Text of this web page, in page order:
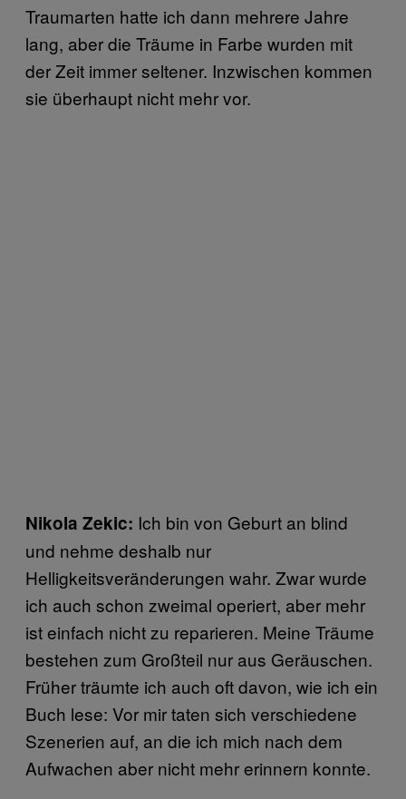
Traumarten hatte ich dann mehrere Jahre
lang, aber die Träume in Farbe wurden mit
der Zeit immer seltener. Inzwischen kommen
sie überhaupt nicht mehr vor.
Nikola Zekic: Ich bin von Geburt an blind
und nehme deshalb nur
Helligkeitsveränderungen wahr. Zwar wurde
ich auch schon zweimal operiert, aber mehr
ist einfach nicht zu reparieren. Meine Träume
bestehen zum Großteil nur aus Geräuschen.
Früher träumte ich auch oft davon, wie ich ein
Buch lese: Vor mir taten sich verschiedene
Szenerien auf, an die ich mich nach dem
Aufwachen aber nicht mehr erinnern konnte.